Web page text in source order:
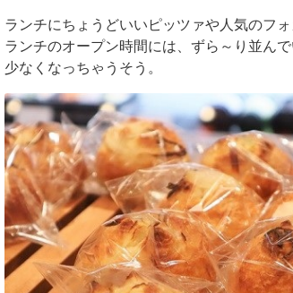
ランチにちょうどいいピッツァや人気のフォ
ランチのオープン時間には、ずら～り並ん
少なくなっちゃうそう。